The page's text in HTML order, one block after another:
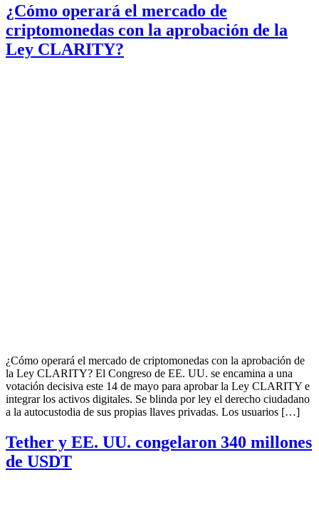
¿Cómo operará el mercado de
criptomonedas con la aprobación de la
Ley CLARITY?
¿Cómo operará el mercado de criptomonedas con la aprobación de
la Ley CLARITY? El Congreso de EE. UU. se encamina a una
votación decisiva este 14 de mayo para aprobar la Ley CLARITY e
integrar los activos digitales. Se blinda por ley el derecho ciudadano
a la autocustodia de sus propias llaves privadas. Los usuarios […]
Tether y EE. UU. congelaron 340 millones
de USDT